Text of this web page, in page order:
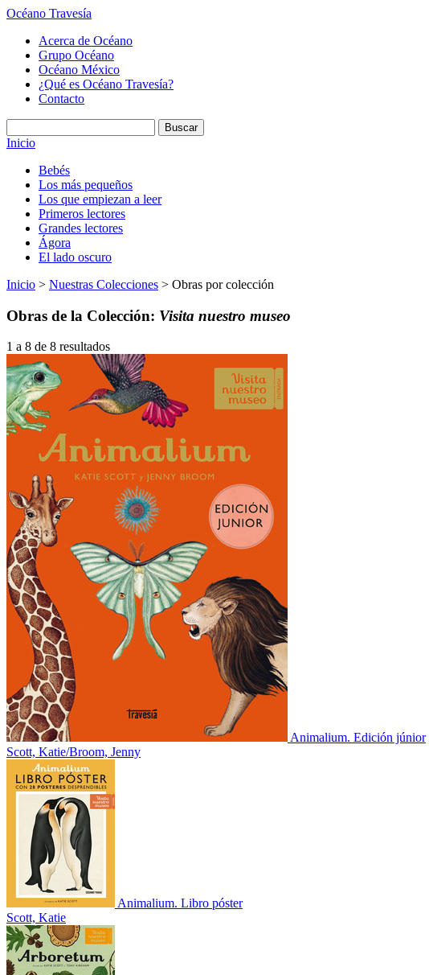
Océano Travesía
Acerca de Océano
Grupo Océano
Océano México
¿Qué es Océano Travesía?
Contacto
Inicio
Bebés
Los más pequeños
Los que empiezan a leer
Primeros lectores
Grandes lectores
Ágora
El lado oscuro
Inicio > Nuestras Colecciones > Obras por colección
Obras de la Colección: Visita nuestro museo
1 a 8 de 8 resultados
Animalium. Edición júnior
Scott, Katie/Broom, Jenny
Animalium. Libro póster
Scott, Katie